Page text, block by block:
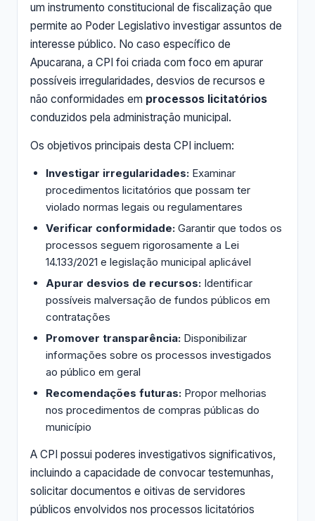
um instrumento constitucional de fiscalização que
permite ao Poder Legislativo investigar assuntos de
interesse público. No caso específico de
Apucarana, a CPI foi criada com foco em apurar
possíveis irregularidades, desvios de recursos e
não conformidades em processos licitatórios
conduzidos pela administração municipal.
Os objetivos principais desta CPI incluem:
Investigar irregularidades: Examinar
procedimentos licitatórios que possam ter
violado normas legais ou regulamentares
Verificar conformidade: Garantir que todos os
processos seguem rigorosamente a Lei
14.133/2021 e legislação municipal aplicável
Apurar desvios de recursos: Identificar
possíveis malversação de fundos públicos em
contratações
Promover transparência: Disponibilizar
informações sobre os processos investigados
ao público em geral
Recomendações futuras: Propor melhorias
nos procedimentos de compras públicas do
município
A CPI possui poderes investigativos significativos,
incluindo a capacidade de convocar testemunhas,
solicitar documentos e oitivas de servidores
públicos envolvidos nos processos licitatórios